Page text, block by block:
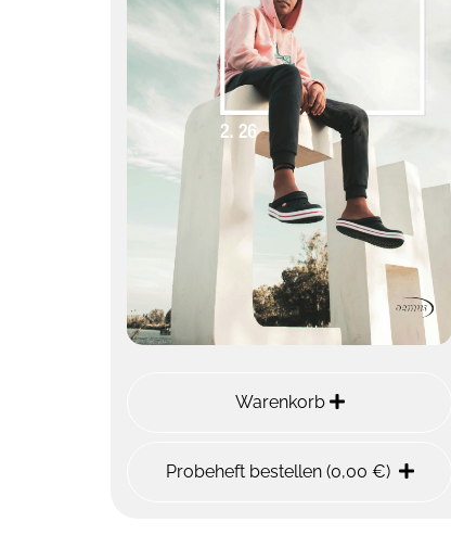
Warenkorb
Probeheft bestellen (0,00 €)